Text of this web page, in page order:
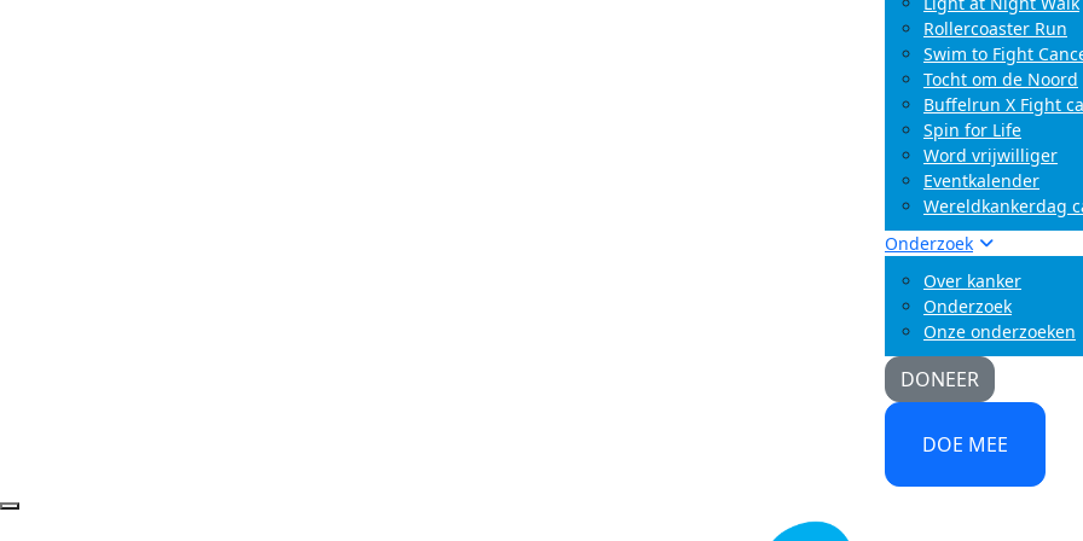
Rollercoaster Run
Swim to Fight
Tocht om de Noord
Buffelrun X Fight
Spin for Life
Word vrijwilliger
Eventkalender
Wereldkankerdag
Onderzoek
Over kanker
Onderzoek
Onze onderzoeken
DONEER
DOE MEE